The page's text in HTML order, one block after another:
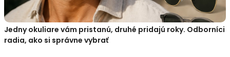
Jedny okuliare vám pristanú, druhé pridajú roky. Odborníci
radia, ako si správne vybrať